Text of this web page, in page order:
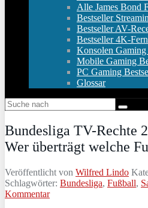
Alle James Bond
Bestseller
Bestseller AV-
Bestseller 4K-
Konsolen Gaming
Mobile Gaming
PC Gaming
Glossar
Bundesliga TV-Rechte
Wer überträgt welche
Veröffentlicht von Wilfred Lindo
Schlagwörter: Bundesliga, Fußball,
Kommentar